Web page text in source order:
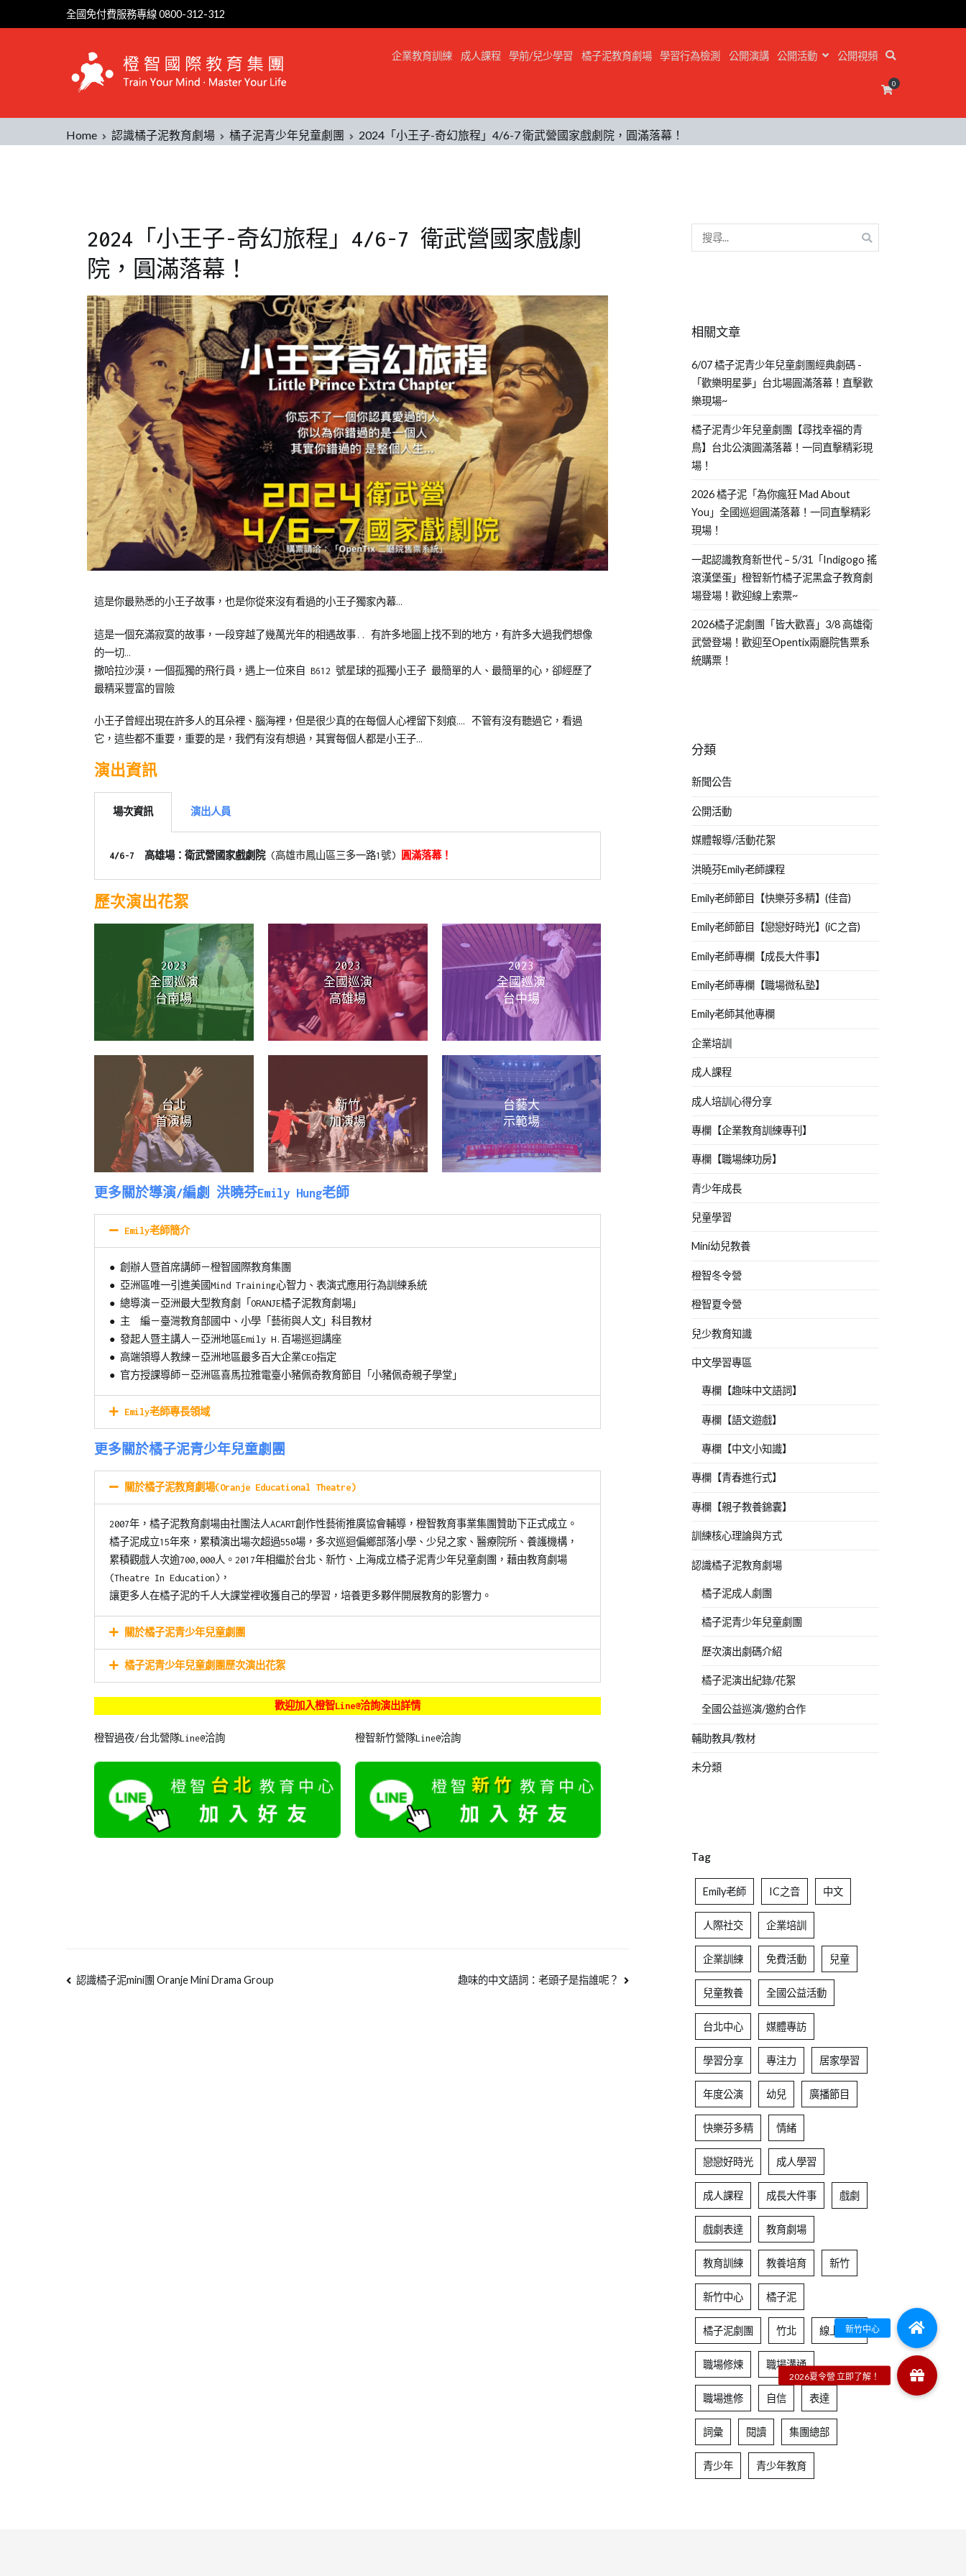
全國免付費服務專線 0800-312-312
企業教育訓練 成人課程 學前/兒少學習 橘子泥教育劇場 學習行為檢測 公開演講 公開活動 公開視頻
0
Home 認識橘子泥教育劇場 橘子泥青少年兒童劇團 2024「小王子-奇幻旅程」4/6-7 衛武營國家戲劇院，圓滿落幕！
2024「小王子-奇幻旅程」4/6-7 衛武營國家戲劇
院，圓滿落幕！
Posted
2023-
10-
19
Posted
橘
子
泥
青
年
兒
劇
團
Tagged
老
師,
年
度
演,
戲
教
育,
團,
青
這是你最熟悉的小王子故事，也是你從來沒有看過的小王子獨家內幕…
這是一個充滿寂寞的故事，一段穿越了幾萬光年的相遇故事.. 有許多地圖上找不到的地方，有許多大過我們想像
的一切…
撒哈拉沙漠，一個孤獨的飛行員，遇上一位來自 B612 號星球的孤獨小王子 最簡單的人、最簡單的心，卻經歷了
最精采豐富的冒險
小王子曾經出現在許多人的耳朵裡、腦海裡，但是很少真的在每個人心裡留下刻痕…. 不管有沒有聽過它，看過
它，這些都不重要，重要的是，我們有沒有想過，其實每個人都是小王子…
演出資訊
場次資訊 演出人員
4/6-7 高雄場：衛武營國家戲劇院(高雄市鳳山區三多一路1號) 圓滿落幕！
歷次演出花絮
2023
全國巡演
台南場
2023
全國巡演
高雄場
2023
全國巡演
台中場
台北
首演場
新竹
加演場
台藝大
示範場
更多關於導演/編劇 洪曉芬Emily Hung老師
Emily老師簡介
● 創辦人暨首席講師－橙智國際教育集團
● 亞洲區唯一引進美國Mind Training心智力、表演式應用行為訓練系統
● 總導演－亞洲最大型教育劇「ORANJE橘子泥教育劇場」
● 主 編－臺灣教育部國中、小學「藝術與人文」科目教材
● 發起人暨主講人－亞洲地區Emily H.百場巡迴講座
● 高端領導人教練－亞洲地區最多百大企業CEO指定
● 官方授課導師－亞洲區喜馬拉雅電臺小豬佩奇教育節目「小豬佩奇親子學堂」
Emily老師專長領域
更多關於橘子泥青少年兒童劇團
關於橘子泥教育劇場(Oranje Educational Theatre)
2007年，橘子泥教育劇場由社團法人ACART創作性藝術推廣協會輔導，橙智教育事業集團贊助下正式成立。
橘子泥成立15年來，累積演出場次超過550場，多次巡迴偏鄉部落小學、少兒之家、醫療院所、養護機構，
累積觀戲人次逾700,000人。2017年相繼於台北、新竹、上海成立橘子泥青少年兒童劇團，藉由教育劇場
(Theatre In Education)，
讓更多人在橘子泥的千人大課堂裡收獲自己的學習，培養更多夥伴開展教育的影響力。
關於橘子泥青少年兒童劇團
橘子泥青少年兒童劇團歷次演出花絮
歡迎加入橙智Line@洽詢演出詳情
橙智過夜/台北營隊Line@洽詢 橙智新竹營隊Line@洽詢
認識橘子泥mini團 Oranje Mini Drama Group 趣味的中文語詞：老頭子是指誰呢？
相關文章
6/07 橘子泥青少年兒童劇團經典劇碼 -
「歡樂明星夢」台北場圓滿落幕！直擊歡
樂現場~
橘子泥青少年兒童劇團【尋找幸福的青
鳥】台北公演圓滿落幕！一同直擊精彩現
場！
2026 橘子泥「為你瘋狂 Mad About
You」全國巡迴圓滿落幕！一同直擊精彩
現場！
一起認識教育新世代 – 5/31「Indigogo 搖
滾漢堡蛋」橙智新竹橘子泥黑盒子教育劇
場登場！歡迎線上索票~
2026橘子泥劇團「皆大歡喜」3/8 高雄衛
武營登場！歡迎至Opentix兩廳院售票系
統購票！
分類
新聞公告
公開活動
媒體報導/活動花絮
洪曉芬Emily老師課程
Emily老師節目【快樂芬多精】(佳音)
Emily老師節目【戀戀好時光】(iC之音)
Emily老師專欄【成長大件事】
Emily老師專欄【職場微私塾】
Emily老師其他專欄
企業培訓
成人課程
成人培訓心得分享
專欄【企業教育訓練專刊】
專欄【職場練功房】
青少年成長
兒童學習
Mini幼兒教養
橙智冬令營
橙智夏令營
兒少教育知識
中文學習專區
專欄【趣味中文語詞】
專欄【語文遊戲】
專欄【中文小知識】
專欄【青春進行式】
專欄【親子教養錦囊】
訓練核心理論與方式
認識橘子泥教育劇場
橘子泥成人劇團
橘子泥青少年兒童劇團
歷次演出劇碼介紹
橘子泥演出紀錄/花絮
全國公益巡演/邀約合作
輔助教具/教材
未分類
Tag
Emily老師 IC之音 中文
人際社交 企業培訓
企業訓練 免費活動 兒童
兒童教養 全國公益活動
台北中心 媒體專訪
學習分享 專注力 居家學習
年度公演 幼兒 廣播節目
快樂芬多精 情緒
戀戀好時光 成人學習
成人課程 成長大件事 戲劇
戲劇表達 教育劇場
教育訓練 教養培育 新竹
新竹中心 橘子泥
橘子泥劇團 竹北 線上課程
職場修煉 職場溝通
職場進修 自信 表達
詞彙 閱讀 集團總部
青少年 青少年教育